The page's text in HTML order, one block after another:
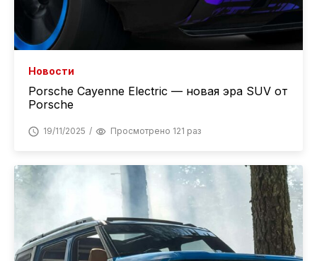
Новости
Porsche Cayenne Electric — новая эра SUV от
Porsche
19/11/2025 Просмотрено 121 раз